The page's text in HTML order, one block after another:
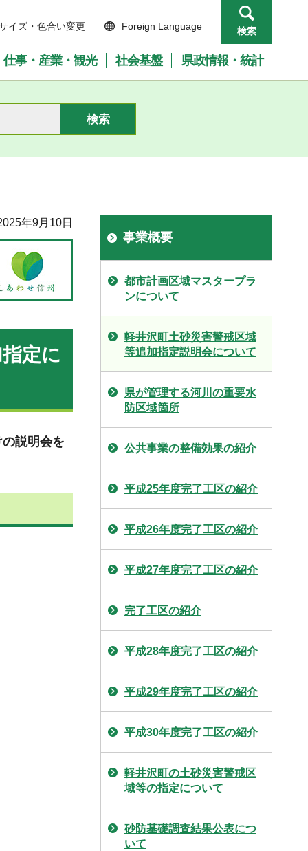
イズ・色合い変更 Foreign Language 検索
仕事・産業・観光 社会基盤 県政情報・統計
年9月10日
定に
説明会を
事業概要
都市計画区域マスタープラ
ンについて
軽井沢町土砂災害警戒区域
等追加指定説明会について
県が管理する河川の重要水
防区域箇所
公共事業の整備効果の紹介
平成25年度完了工区の紹介
平成26年度完了工区の紹介
平成27年度完了工区の紹介
完了工区の紹介
平成28年度完了工区の紹介
平成29年度完了工区の紹介
平成30年度完了工区の紹介
軽井沢町の土砂災害警戒区
域等の指定について
砂防基礎調査結果公表につ
いて